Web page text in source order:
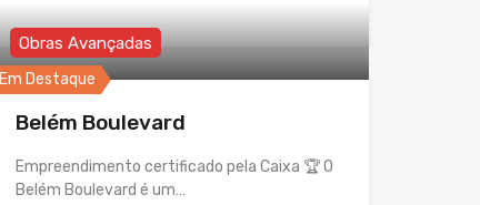
Em Destaque
Obras Avançadas
Belém Boulevard
Empreendimento certificado pela Caixa 🏆 O
Belém Boulevard é um…